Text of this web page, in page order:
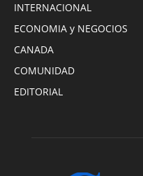
INTERNACIONAL
ECONOMIA y NEGOCIOS
CANADA
COMUNIDAD
EDITORIAL